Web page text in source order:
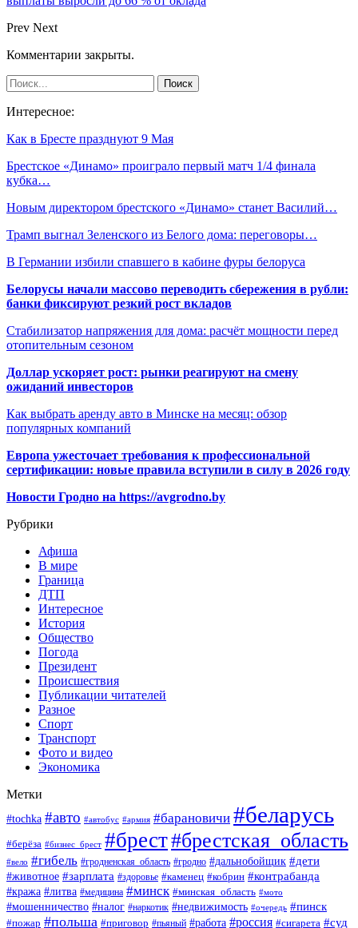
Prev Next
Комментарии закрыты.
Интересное:
Как в Бресте празднуют 9 Мая
Брестское «Динамо» проиграло первый матч 1/4 финала
кубка…
Новым директором брестского «Динамо» станет Василий…
Трамп выгнал Зеленского из Белого дома: переговоры…
В Германии избили спавшего в кабине фуры белоруса
Белорусы начали массово переводить сбережения в рубли:
банки фиксируют резкий рост вкладов
Стабилизатор напряжения для дома: расчёт мощности перед
отопительным сезоном
Доллар ускоряет рост: рынки реагируют на смену
ожиданий инвесторов
Как выбрать аренду авто в Минске на месяц: обзор
популярных компаний
Европа ужесточает требования к профессиональной
сертификации: новые правила вступили в силу в 2026 году
Новости Гродно на https://avgrodno.by
Рубрики
Афиша
В мире
Граница
ДТП
Интересное
История
Общество
Погода
Президент
Происшествия
Публикации читателей
Разное
Спорт
Транспорт
Фото и видео
Экономика
Метки
#tochka #авто #автобус #армия #барановичи #беларусь
#берёза #бизнес_брест #брест#брестская_область
#вело #гибель #гродненская_область #гродно #дальнобойщик #дети
#животное #зарплата #здоровье #каменец #кобрин #контрабанда
#кража #литва #медицина #минск #минская_область #мото
#мошенничество #налог #наркотик #недвижимость #очередь #пинск
#пожар #польша #приговор #пьяный #работа #россия #сигарета #суд